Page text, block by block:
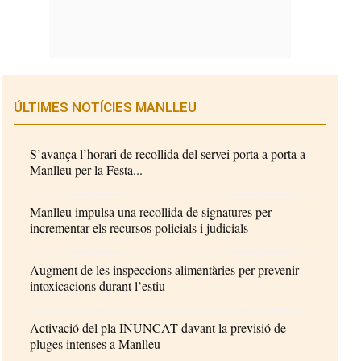
ÚLTIMES NOTÍCIES MANLLEU
S’avança l’horari de recollida del servei porta a porta a
Manlleu per la Festa...
Manlleu impulsa una recollida de signatures per
incrementar els recursos policials i judicials
Augment de les inspeccions alimentàries per prevenir
intoxicacions durant l’estiu
Activació del pla INUNCAT davant la previsió de
pluges intenses a Manlleu